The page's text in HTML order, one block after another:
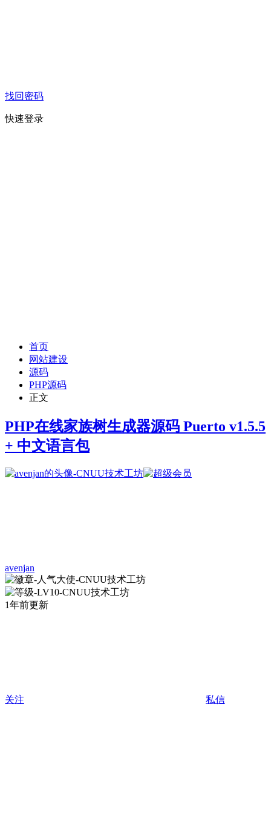
找回密码
快速登录
首页
网站建设
源码
PHP源码
正文
PHP在线家族树生成器源码 Puerto v1.5.5
+ 中文语言包
avenjan
1年前更新
关注 私信